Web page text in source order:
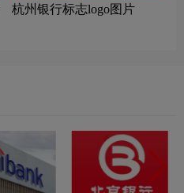
杭州银行标志logo图片